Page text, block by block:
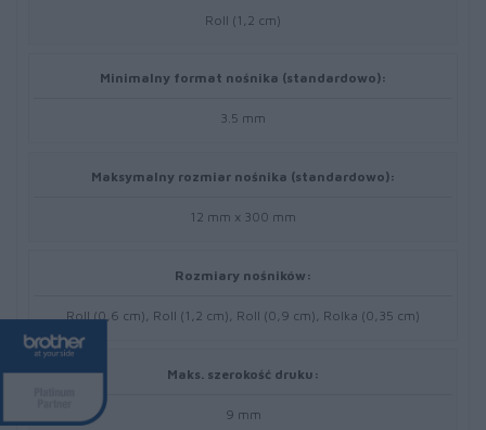
Roll (1,2 cm)
Minimalny format nośnika (standardowo):
3.5 mm
Maksymalny rozmiar nośnika (standardowo):
12 mm x 300 mm
Rozmiary nośników:
Roll (0,6 cm), Roll (1,2 cm), Roll (0,9 cm), Rolka (0,35 cm)
Maks. szerokość druku:
9 mm